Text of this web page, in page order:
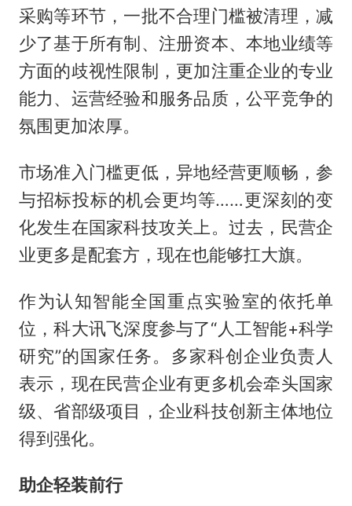
采购等环节，一批不合理门槛被清理，减
少了基于所有制、注册资本、本地业绩等
方面的歧视性限制，更加注重企业的专业
能力、运营经验和服务品质，公平竞争的
氛围更加浓厚。
市场准入门槛更低，异地经营更顺畅，参
与招标投标的机会更均等……更深刻的变
化发生在国家科技攻关上。过去，民营企
业更多是配套方，现在也能够扛大旗。
作为认知智能全国重点实验室的依托单
位，科大讯飞深度参与了“人工智能+科学
研究”的国家任务。多家科创企业负责人
表示，现在民营企业有更多机会牵头国家
级、省部级项目，企业科技创新主体地位
得到强化。
助企轻装前行